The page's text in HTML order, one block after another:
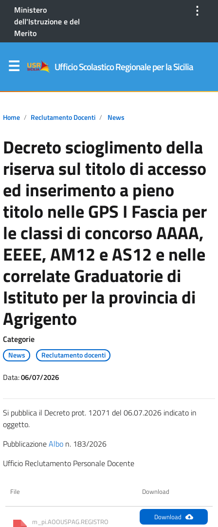
Ministero
dell'Istruzione e del
Merito
⋮
Ufficio Scolastico Regionale per la Sicilia
Home Reclutamento Docenti News
Decreto scioglimento della
riserva sul titolo di accesso
ed inserimento a pieno
titolo nelle GPS I Fascia per
le classi di concorso AAAA,
EEEE, AM12 e AS12 e nelle
correlate Graduatorie di
Istituto per la provincia di
Agrigento
Categorie
News Reclutamento docenti
Data:06/07/2026
Si pubblica il Decreto prot. 12071 del 06.07.2026 indicato in
oggetto.
PubblicazioneAlbo n. 183/2026
Ufficio Reclutamento Personale Docente
File Download
m_pi.AOOUSPAG.REGISTRO
Download